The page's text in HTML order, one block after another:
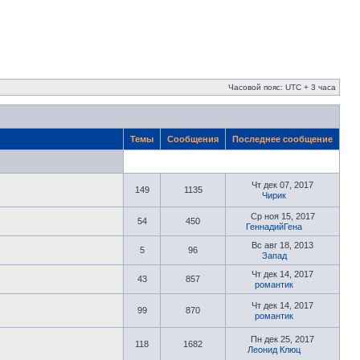
Часовой пояс: UTC + 3 часа
Темы Сообщения Последнее сообщение
149 1135
Чт дек 07, 2017
Чирик
54 450
Ср ноя 15, 2017
ГеннадийГена
5 96
Вс авг 18, 2013
Запад
43 857
Чт дек 14, 2017
романтик
99 870
Чт дек 14, 2017
романтик
118 1682
Пн дек 25, 2017
Леонид Клюц